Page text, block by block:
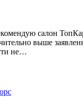
салон
выше
не…